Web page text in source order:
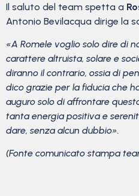
Il saluto del team spetta a
Antonio Bevilacqua dirige la
«A Romele voglio solo dire di
carattere altruista, solare e
diranno il contrario, ossia di
dico grazie per la fiducia che
auguro solo di affrontare
tanta energia positiva e
dare, senza alcun dubbio».
(Fonte comunicato stampa